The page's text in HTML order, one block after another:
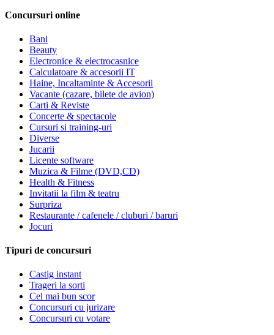
Concursuri online
Bani
Beauty
Electronice & electrocasnice
Calculatoare & accesorii IT
Haine, Incaltaminte & Accesorii
Vacante (cazare, bilete de avion)
Carti & Reviste
Concerte & spectacole
Cursuri si training-uri
Diverse
Jucarii
Licente software
Muzica & Filme (DVD,CD)
Health & Fitness
Invitatii la film & teatru
Surpriza
Restaurante / cafenele / cluburi / baruri
Jocuri
Tipuri de concursuri
Castig instant
Trageri la sorti
Cel mai bun scor
Concursuri cu jurizare
Concursuri cu votare